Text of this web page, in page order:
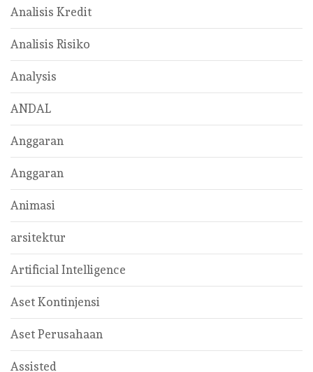
Analisis Kredit
Analisis Risiko
Analysis
ANDAL
Anggaran
Anggaran
Animasi
arsitektur
Artificial Intelligence
Aset Kontinjensi
Aset Perusahaan
Assisted